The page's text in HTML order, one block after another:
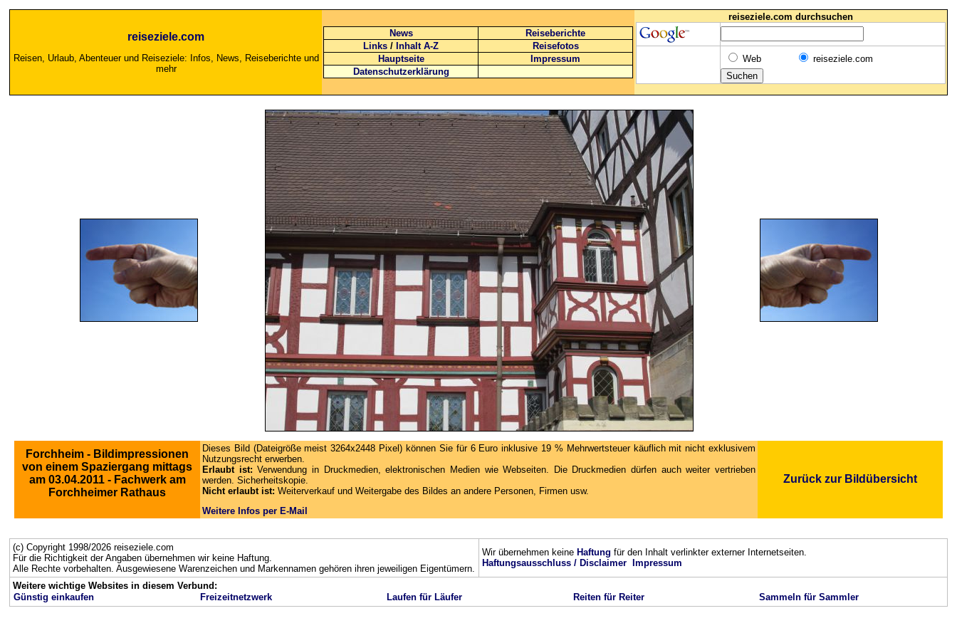
reiseziele.com
Reisen, Urlaub, Abenteuer und Reiseziele: Infos, News, Reiseberichte und
mehr
News
Reiseberichte
Links / Inhalt A-Z
Reisefotos
Hauptseite
Impressum
Datenschutzerklärung
reiseziele.com durchsuchen
Web reiseziele.com
Forchheim - Bildimpressionen
von einem Spaziergang mittags
am 03.04.2011 - Fachwerk am
Forchheimer Rathaus
Dieses Bild (Dateigröße meist 3264x2448 Pixel) können Sie für 6 Euro inklusive 19 % Mehrwertsteuer käuflich mit nicht exklusivem
Nutzungsrecht erwerben.
Erlaubt ist:Verwendung in Druckmedien, elektronischen Medien wie Webseiten. Die Druckmedien dürfen auch weiter vertrieben
werden. Sicherheitskopie.
Nicht erlaubt ist: Weiterverkauf und Weitergabe des Bildes an andere Personen, Firmen usw.
Weitere Infos per E-Mail
Zurück zur Bildübersicht
(c) Copyright 1998/2026 reiseziele.com
Für die Richtigkeit der Angaben übernehmen wir keine Haftung.
Alle Rechte vorbehalten. Ausgewiesene Warenzeichen und Markennamen gehören ihren jeweiligen Eigentümern.
Wir übernehmen keine Haftung für den Inhalt verlinkter externer Internetseiten.
Haftungsausschluss / Disclaimer
Impressum
Weitere wichtige Websites in diesem Verbund:
Günstig einkaufen
Freizeitnetzwerk Laufen für Läufer Reiten für Reiter Sammeln für Sammler